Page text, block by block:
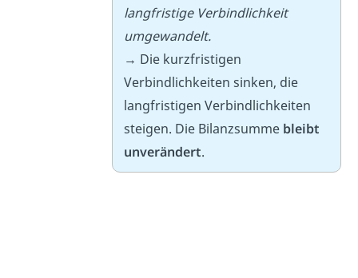
langfristige Verbindlichkeit
umgewandelt.
→ Die kurzfristigen
Verbindlichkeiten sinken, die
langfristigen Verbindlichkeiten
steigen. Die Bilanzsumme bleibt
unverändert.